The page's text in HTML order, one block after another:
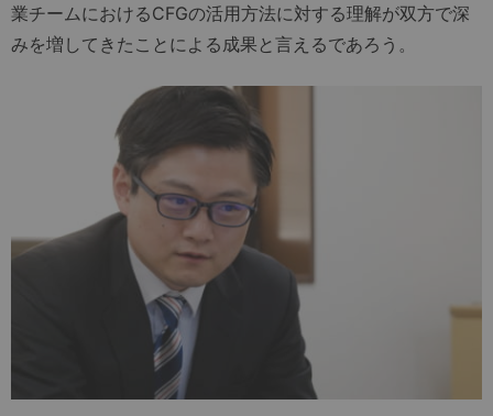
業チームにおけるCFGの活用方法に対する理解が双方で深
みを増してきたことによる成果と言えるであろう。